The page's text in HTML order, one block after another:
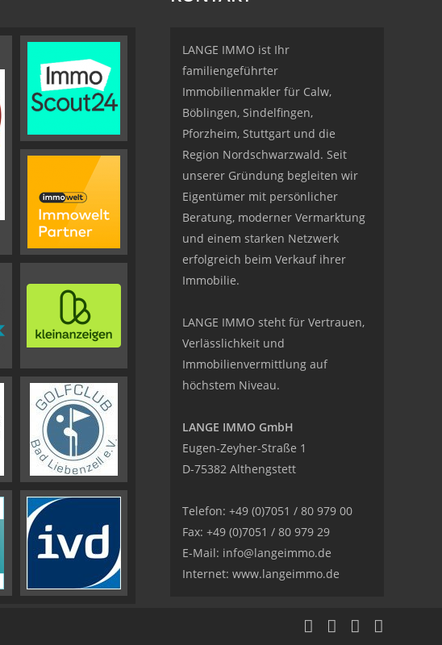
LANGE IMMO ist Ihr
familiengeführter
Immobilienmakler für Calw,
Böblingen, Sindelfingen,
Pforzheim, Stuttgart und die
Region Nordschwarzwald. Seit
unserer Gründung begleiten wir
Eigentümer mit persönlicher
Beratung, moderner Vermarktung
und einem starken Netzwerk
erfolgreich beim Verkauf ihrer
Immobilie.
LANGE IMMO steht für Vertrauen,
Verlässlichkeit und
Immobilienvermittlung auf
höchstem Niveau.
LANGE IMMO GmbH
Eugen-Zeyher-Straße 1
D-75382 Althengstett
Telefon: +49 (0)7051 / 80 979 00
Fax: +49 (0)7051 / 80 979 29
E-Mail: info@langeimmo.de
Internet: www.langeimmo.de